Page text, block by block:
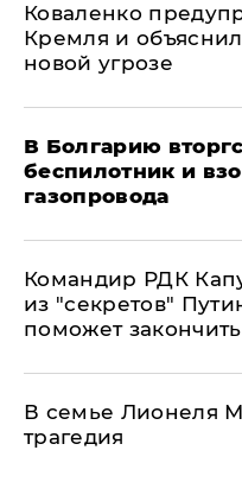
Коваленко
Кремля и
новой угрозе
В Болгарию
беспилотник и
газопровода
Командир РДК
из "секретов"
поможет
В семье Лионеля
трагедия